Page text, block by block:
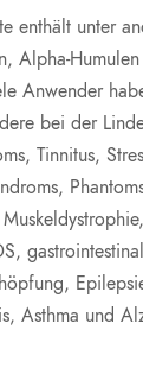
enthält unter
Alpha-
Anwender
bei der
Tinnitus,
Asthma und